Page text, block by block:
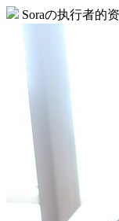
Soraの执行者的